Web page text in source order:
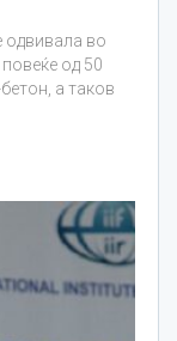
одвивала во
од 50
а таков